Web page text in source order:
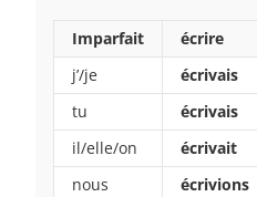
Imparfait écrire
j’/je
écrivais
tu
écrivais
il/elle/on
écrivait
nous
écrivions